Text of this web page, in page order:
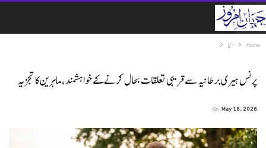
Home دنیا
پرنس ہیری برطانیہ سے قریبی تعلقات بحال کرنے کے خواہشمند، ماہرین کا تجزیہ
On May 18, 2026